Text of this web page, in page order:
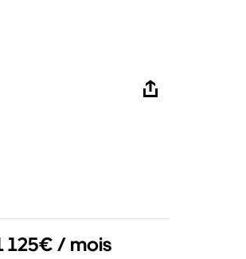
125€ / mois